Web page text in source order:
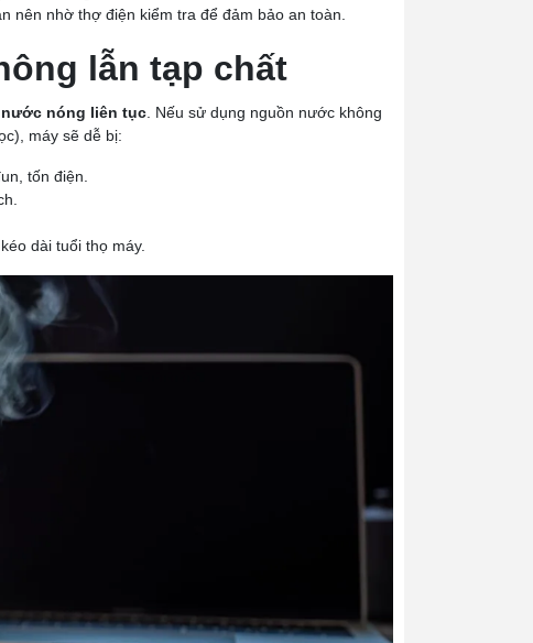
nên nhờ thợ điện kiểm tra để đảm bảo an toàn.
lẫn tạp chất
nóng liên tục . Nếu sử dụng nguồn nước không
máy sẽ dễ bị:
tốn điện.
dài tuổi thọ máy.